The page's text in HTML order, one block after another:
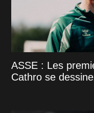
ASSE : Les
Cathro se